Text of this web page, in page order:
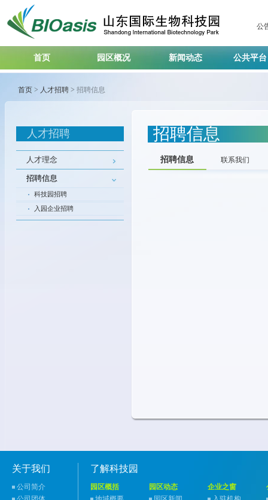
公
首页 园区概况 新闻动态 公共平
首页 > 人才招聘 > 招聘信息
人才招聘
人才理念
招聘信息
科技园招聘
入园企业招聘
招聘信息
招聘信息 联系我们
关于我们
公司简介
了解科技园
园区概括
园区动态
企业之窗